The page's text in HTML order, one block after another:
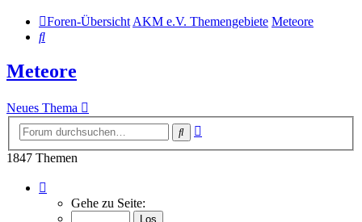
Foren-Übersicht AKM e.V. Themengebiete Meteore
Suche
Meteore
Neues Thema
Suche
1847 Themen
von
Gehe zu Seite: